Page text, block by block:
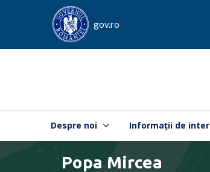
gov.ro
Despre noi Informații de
Popa Mircea